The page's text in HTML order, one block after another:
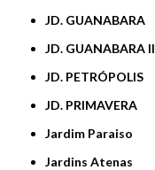
JD. GUANABARA
JD. GUANABARA II
JD. PETRÓPOLIS
JD. PRIMAVERA
Jardim Paraiso
Jardins Atenas